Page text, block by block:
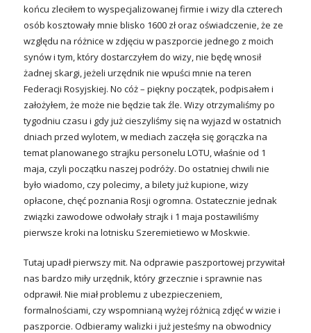
końcu zleciłem to wyspecjalizowanej firmie i wizy dla czterech
osób kosztowały mnie blisko 1600 zł oraz oświadczenie, że ze
względu na różnice w zdjęciu w paszporcie jednego z moich
synów i tym, który dostarczyłem do wizy, nie będę wnosił
żadnej skargi, jeżeli urzędnik nie wpuści mnie na teren
Federacji Rosyjskiej. No cóż – piękny początek, podpisałem i
założyłem, że może nie będzie tak źle. Wizy otrzymaliśmy po
tygodniu czasu i gdy już cieszyliśmy się na wyjazd w ostatnich
dniach przed wylotem, w mediach zaczęła się gorączka na
temat planowanego strajku personelu LOTU, właśnie od 1
maja, czyli początku naszej podróży. Do ostatniej chwili nie
było wiadomo, czy polecimy, a bilety już kupione, wizy
opłacone, chęć poznania Rosji ogromna. Ostatecznie jednak
związki zawodowe odwołały strajk i 1 maja postawiliśmy
pierwsze kroki na lotnisku Szeremietiewo w Moskwie.
Tutaj upadł pierwszy mit. Na odprawie paszportowej przywitał
nas bardzo miły urzędnik, który grzecznie i sprawnie nas
odprawił. Nie miał problemu z ubezpieczeniem,
formalnościami, czy wspomnianą wyżej różnicą zdjęć w wizie i
paszporcie. Odbieramy walizki i już jesteśmy na obwodnicy